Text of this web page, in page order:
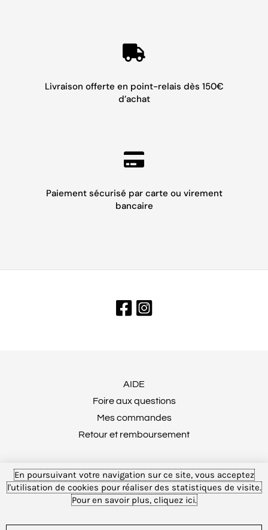
Livraison offerte en point-relais dès 150€
d’achat
Paiement sécurisé par carte ou virement
bancaire
AIDE
Foire aux questions
Mes commandes
Retour et remboursement
MENTIONS LÉGALES
Conditions générales de vente
Tulika © 2025 Tous droits réservés
En poursuivant votre navigation sur ce site, vous acceptez
l'utilisation de cookies pour réaliser des statistiques de visite.
Pour en savoir plus, cliquez ici.